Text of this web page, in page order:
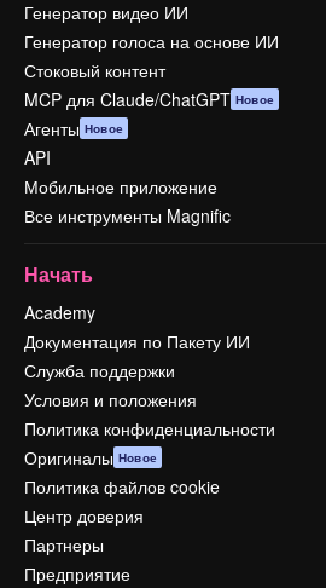
Генератор видео ИИ
Генератор голоса на основе ИИ
Стоковый контент
MCP для Claude/ChatGPT Новое
Агенты Новое
API
Мобильное приложение
Все инструменты Magnific
Начать
Academy
Документация по Пакету ИИ
Служба поддержки
Условия и положения
Политика конфиденциальности
Оригиналы Новое
Политика файлов cookie
Центр доверия
Партнеры
Предприятие